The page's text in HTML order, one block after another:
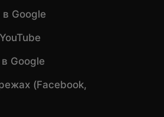
Google
Google
(Facebook,